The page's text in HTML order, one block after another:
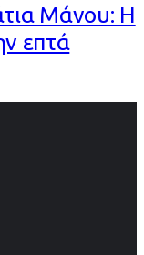
Μάνου: Η
επτά